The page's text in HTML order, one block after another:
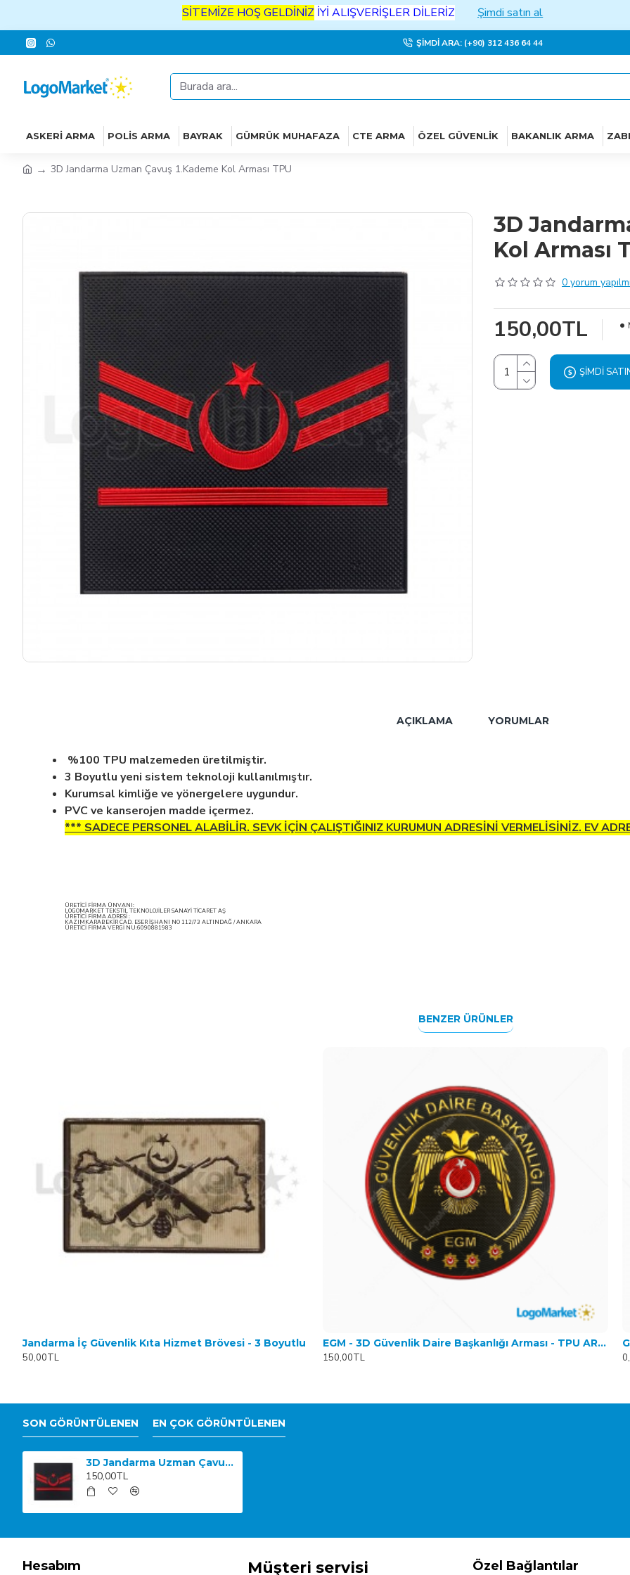
SİTEMİZEHOŞGELDİNİZİYİALIŞVERİŞLER DİLERİZ Şimdi satın al
ŞIMDI ARA: (+90) 312 436 64 44
ASKERI ARMA POLIS ARMA BAYRAK GÜMRÜK MUHAFAZA CTE ARMA ÖZEL GÜVENLIK BAKANLIK ARMA
3D Jandarma Uzman Çavuş 1.Kademe Kol Arması TPU
3D
Kol Arması
0 yorum
150,00TL
ŞIMDI
AÇIKLAMA YORUMLAR
%100 TPU malzemeden üretilmiştir.
3 Boyutlu yeni sistem teknoloji kullanılmıştır.
Kurumsal kimliğe ve yönergelere uygundur.
PVC ve kanserojen madde içermez.
*** SADECE PERSONEL ALABİLİR. SEVK İÇİN ÇALIŞTIĞINIZ KURUMUN ADRESİNİ VERMELİSİNİZ. EV
ÜRETİCİ FİRMA ÜNVANI:
LOGOMARKET TEKSTİL TEKNOLOJİLER SANAYİ TİCARET AŞ
ÜRETİCİ FİRMA ADRESİ :
KAZIMKARABEKİR CAD. ESER İŞHANI NO 112/73 ALTINDAĞ / ANKARA
ÜRETİCİ FİRMA VERGİ NU:6090881983
BENZER ÜRÜNLER
Jandarma İç Güvenlik Kıta Hizmet Brövesi - 3 Boyutlu
50,00TL
EGM - 3D Güvenlik Daire Başkanlığı Arması - TPU ARMA
150,00TL
SON GÖRÜNTÜLENEN EN ÇOK GÖRÜNTÜLENEN
3D Jandarma Uzman Çavuş 1.Kademe Kol Arması TPU
150,00TL
Hesabım Müşteri servisi Özel Bağlantılar